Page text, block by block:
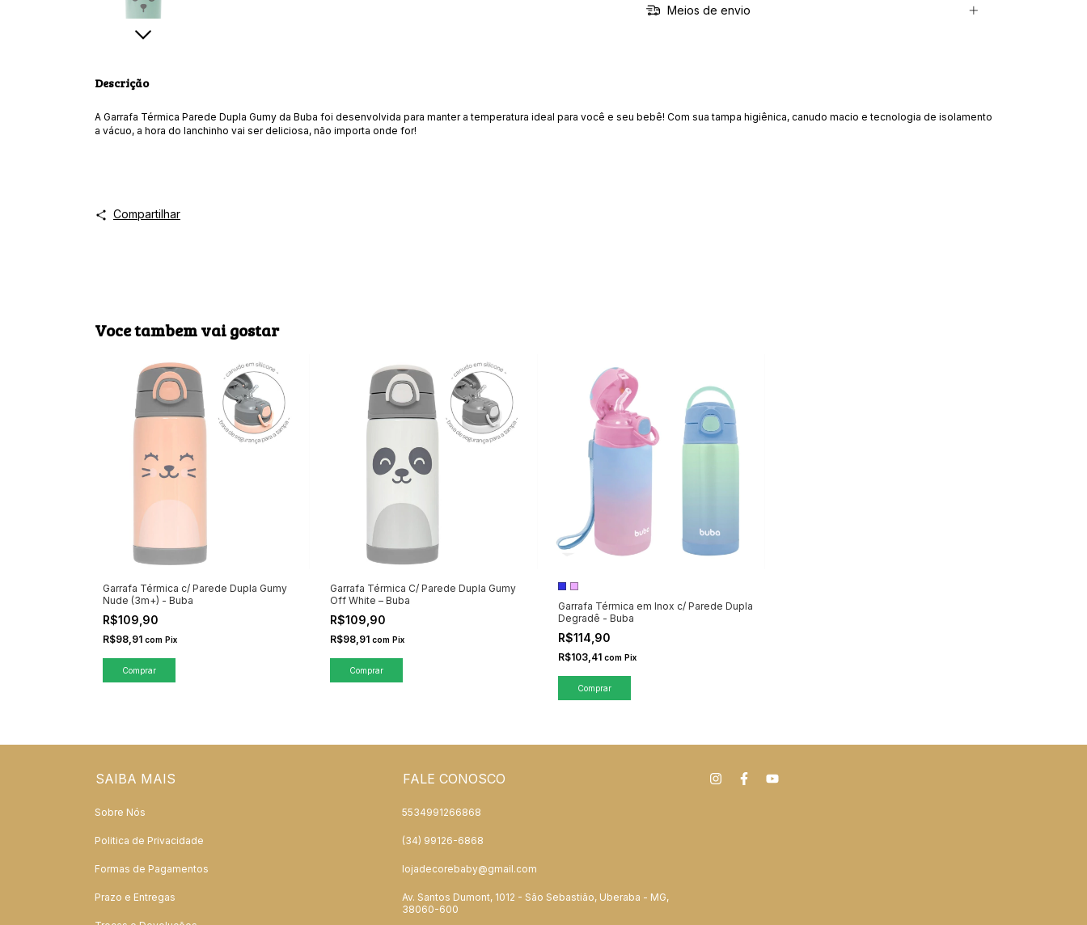
Meios de envio
Descrição
A Garrafa Térmica Parede Dupla Gumy da Buba foi desenvolvida para manter a temperatura ideal para você e seu bebê! Com sua tampa higiênica, canudo macio e tecnologia de isolamento
a vácuo, a hora do lanchinho vai ser deliciosa, não importa onde for!
Compartilhar
Voce tambem vai gostar
Garrafa Térmica c/ Parede Dupla Gumy
Nude (3m+) - Buba
R$109,90
R$98,91 com Pix
Garrafa Térmica C/ Parede Dupla Gumy
Off White – Buba
R$109,90
R$98,91com Pix
Garrafa Térmica em Inox c/ Parede Dupla
Degradê - Buba
R$114,90
R$103,41 com Pix
Comprar
SAIBA MAIS
Sobre Nós
Politica de Privacidade
Formas de Pagamentos
Prazo e Entregas
FALE CONOSCO
5534991266868
(34) 99126-6868
lojadecorebaby@gmail.com
Av. Santos Dumont, 1012 - São Sebastião, Uberaba - MG,
38060-600